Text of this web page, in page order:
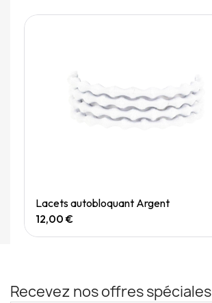
Quick View
Lacets autobloquant Argent
12,00 €
Recevez nos offres spéciales